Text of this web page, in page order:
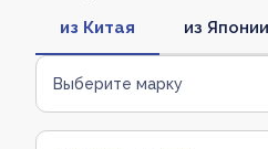
из Китая из Японии
Выберите марку